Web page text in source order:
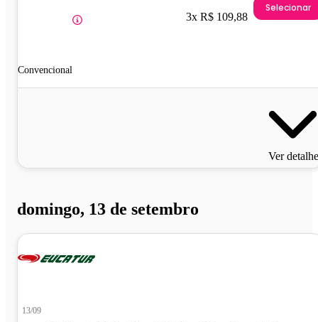
Convencional
3x R$ 109,88
Selecionar
Ver
domingo, 13 de setembro
13/09